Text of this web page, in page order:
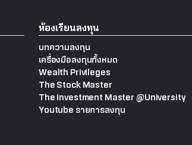
ห้องเรียนลงทุน
บทความลงทุน
เครื่องมือลงทุนทั้งหมด
Wealth Privileges
The Stock Master
The Investment Master @University
Youtube รายการลงทุน